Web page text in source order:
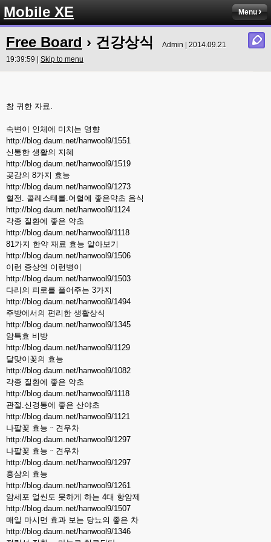
Mobile XE Menu
Free Board › 건강상식
Admin | 2014.09.21
19:39:59 | Skip to menu
참 귀한 자료.
숙변이 인체에 미치는 영향
http://blog.daum.net/hanwool9/1551
신통한 생활의 지혜
http://blog.daum.net/hanwool9/1519
곶감의 8가지 효능
http://blog.daum.net/hanwool9/1273
혈전. 콜레스테롤.어헐에 좋은약초 음식
http://blog.daum.net/hanwool9/1124
각종 질환에 좋은 약초
http://blog.daum.net/hanwool9/1118
81가지 한약 재료 효능 알아보기
http://blog.daum.net/hanwool9/1506
이런 증상엔 이런병이
http://blog.daum.net/hanwool9/1503
다리의 피로를 풀어주는 3가지
http://blog.daum.net/hanwool9/1494
주방에서의 편리한 생활상식
http://blog.daum.net/hanwool9/1345
암특효 비방
http://blog.daum.net/hanwool9/1129
달맞이꽃의 효능
http://blog.daum.net/hanwool9/1082
각종 질환에 좋은 약초
http://blog.daum.net/hanwool9/1118
관절.신경통에 좋은 산야초
http://blog.daum.net/hanwool9/1121
나팔꽃 효능ᆢ견우차
http://blog.daum.net/hanwool9/1297
나팔꽃 효능ᆢ견우차
http://blog.daum.net/hanwool9/1297
홍삼의 효능
http://blog.daum.net/hanwool9/1261
암세포 얼씬도 못하게 하는 4대 항암제
http://blog.daum.net/hanwool9/1507
매일 마시면 효과 보는 당뇨의 좋은 차
http://blog.daum.net/hanwool9/1346